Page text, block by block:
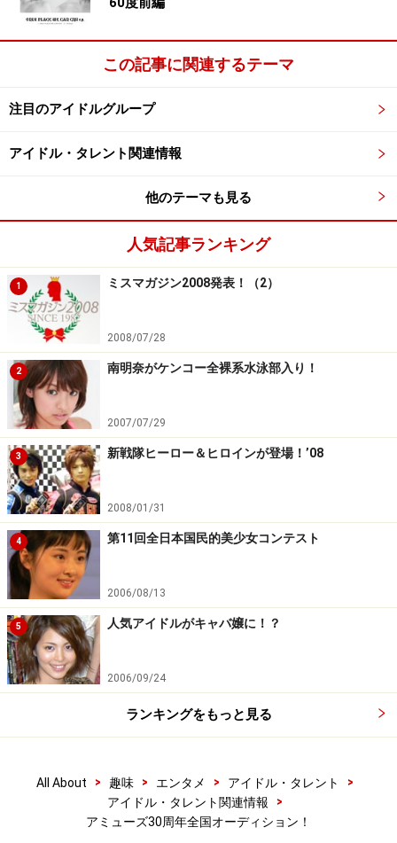
※著作権は撮影者（ガイド）及びオールアバウトに帰属
します。
※画像の肖像権は各モデルさん及び、所属事務所に帰属
します。
禁止します。
次のページには、あの豪華所属タレント陣が登場しま
す！
※記事内容は執筆時点のものです。最新の内容をご確認くださ
い。
この記事に関連するテーマ
注目のアイドルグループ
アイドル・タレント関連情報
他のテーマも見る
人気記事ランキング
1 ミスマガジン2008発表！（2）
2008/07/28
2 南明奈がケンコー全裸系水泳部入り！
2007/07/29
3 新戦隊ヒーロー＆ヒロインが登場！’08
2008/01/31
4 第11回全日本国民的美少女コンテスト
2006/08/13
5 人気アイドルがキャバ嬢に！？
2006/09/24
ランキングをもっと見る
All About > 趣味 > エンタメ > アイドル・タレント
>
アイドル・タレント関連情報
>
アミューズ30周年全国オーディション！